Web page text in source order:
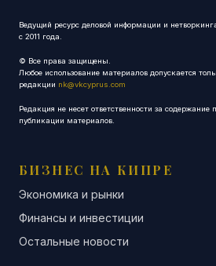
Ведущий ресурс деловой информации и
с 2011 года.
© Все права защищены.
Любое использование материалов допускается
редакции nk@vkcyprus.com
Редакция не несет ответственности за содержание
публикации материалов.
БИЗНЕС НА КИПРЕ
Экономика и рынки
Финансы и инвестиции
Остальные новости